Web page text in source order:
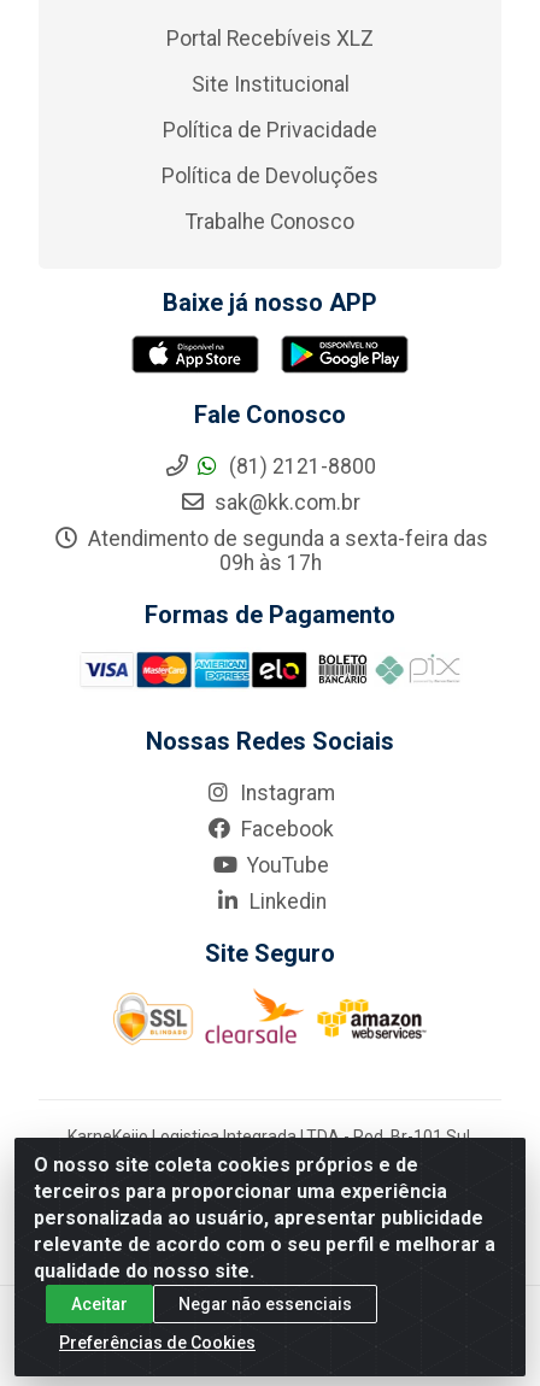
O nosso site coleta cookies próprios e de
terceiros para proporcionar uma experiência
personalizada ao usuário, apresentar publicidade
relevante de acordo com o seu perfil e melhorar a
qualidade do nosso site.
Aceitar
Negar não essenciais
Preferências de Cookies
Portal Recebíveis XLZ
Site Institucional
Política de Privacidade
Política de Devoluções
Trabalhe Conosco
Baixe já nosso APP
Fale Conosco
(81) 2121-8800
sak@kk.com.br
Atendimento de segunda a sexta-feira das
09h às 17h
Formas de Pagamento
Nossas Redes Sociais
Instagram
Facebook
YouTube
Linkedin
Site Seguro
KarneKeijo Logistica Integrada LTDA - Rod. Br-101 Sul,
nº3700 - Barro, Recife/PE, 50900-400 CNPJ:
24.150.377/0001-95
Estados atendidos pela KarneKeijo: PE, PB e RN.